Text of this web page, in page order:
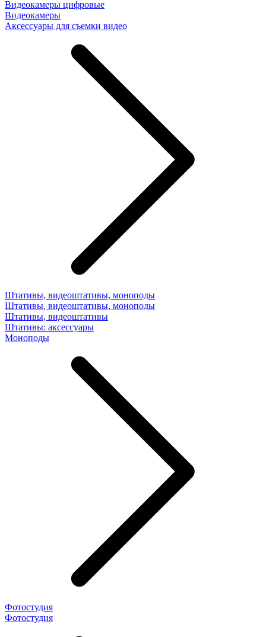
Видеокамеры цифровые
Видеокамеры
Аксессуары для съемки видео
Штативы, видеоштативы, моноподы
Штативы, видеоштативы, моноподы
Штативы, видеоштативы
Штативы: аксессуары
Моноподы
Фотостудия
Фотостудия